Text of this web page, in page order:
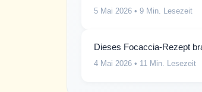
5 Mai 2026 • 9 Min. Lesezeit
Dieses Focaccia-Rezept
4 Mai 2026 • 11 Min. Lesezeit